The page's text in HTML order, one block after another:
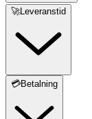
🚀Leveranstid
💳Betalning